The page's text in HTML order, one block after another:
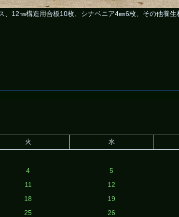
12㎜構造用合板10枚、シナベニア4㎜6枚、その他養生
火 水
4 5
11 12
18 19
25 26